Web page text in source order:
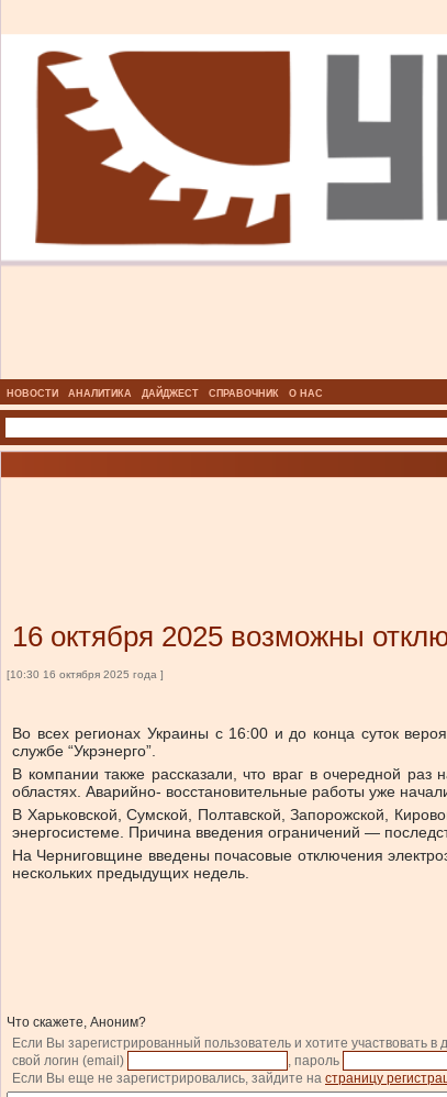
НОВОСТИ АНАЛИТИКА ДАЙДЖЕСТ СПРАВОЧНИК О НАС
16 октября 2025 возможны
[10:30 16 октября 2025 года ]
Во всех регионах Украины с 16:00 и до конца суток
службе “Укрэнерго”.
В компании также рассказали, что враг в очередной раз
областях. Аварийно- восстановительные работы уже
В Харьковской, Сумской, Полтавской, Запорожской,
энергосистеме. Причина введения ограничений —
На Черниговщине введены почасовые отключения
нескольких предыдущих недель.
Что скажете, Аноним?
Если Вы зарегистрированный пользователь и хотите участвовать в
свой логин (email)
, пароль
Если Вы еще не зарегистрировались, зайдите на страницу